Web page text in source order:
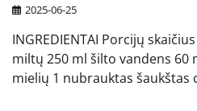
2025-06-25
INGREDIENTAI Porcijų
miltų 250 ml šilto vandens 60
mielių 1 nubrauktas šaukštas